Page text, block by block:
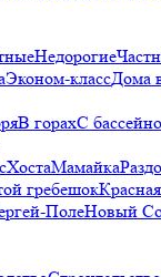
Недорогие
Эконом-классДома
В горахС
ХостаМамайка
гребешокКрасная
ПолеНовый